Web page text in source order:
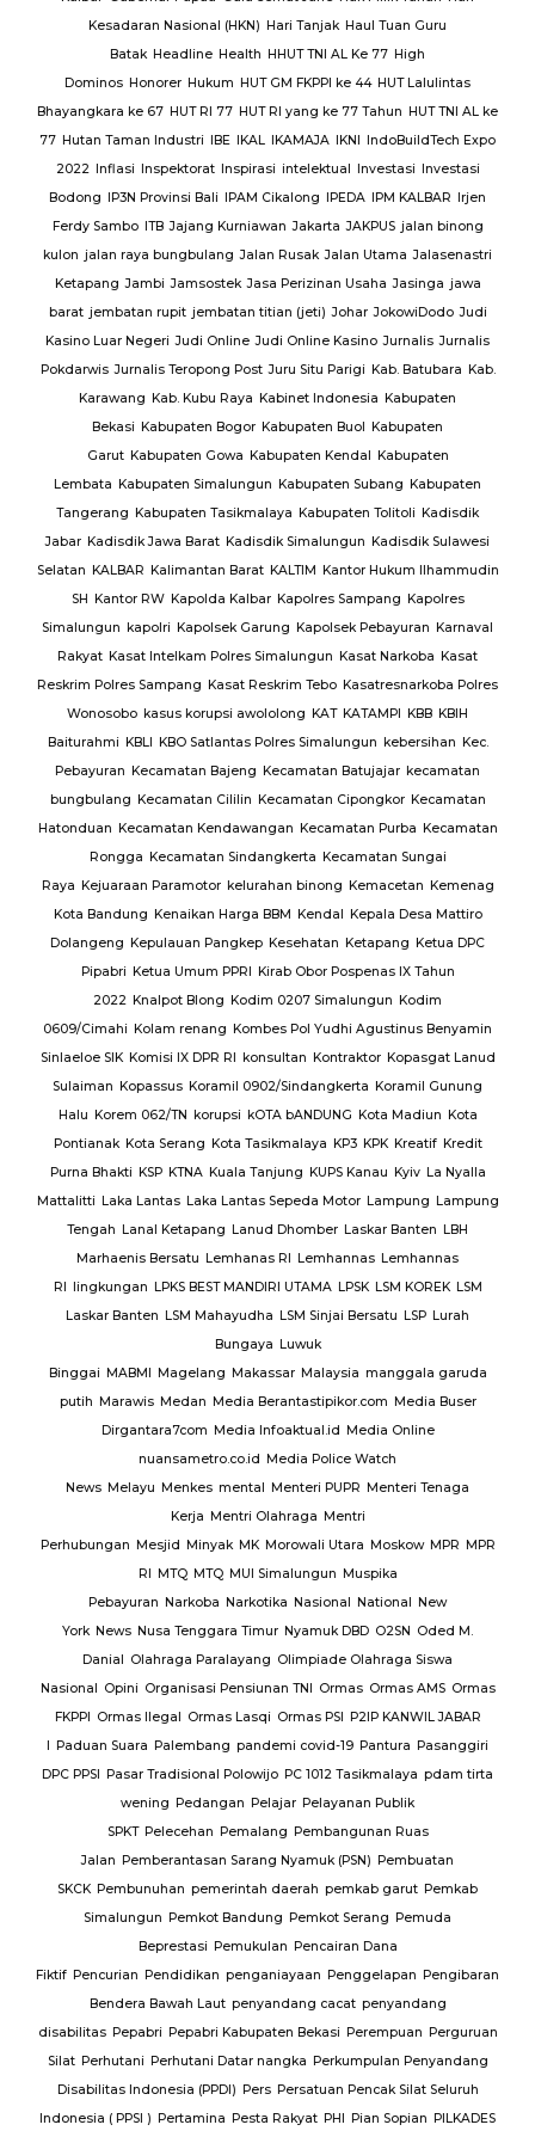
Kesadaran Nasional (HKN) Hari Tanjak Haul Tuan Guru
Batak Headline Health HHUT TNI AL Ke 77 High
Dominos Honorer Hukum HUT GM FKPPI ke 44 HUT Lalulintas
Bhayangkara ke 67 HUT RI 77 HUT RI yang ke 77 Tahun HUT TNI AL ke
77 Hutan Taman Industri IBE IKAL IKAMAJA IKNI IndoBuildTech Expo
2022 Inflasi Inspektorat Inspirasi intelektual Investasi Investasi
Bodong IP3N Provinsi Bali IPAM Cikalong IPEDA IPM KALBAR Irjen
Ferdy Sambo ITB Jajang Kurniawan Jakarta JAKPUS jalan binong
kulon jalan raya bungbulang Jalan Rusak Jalan Utama Jalasenastri
Ketapang Jambi Jamsostek Jasa Perizinan Usaha Jasinga jawa
barat jembatan rupit jembatan titian (jeti) Johar JokowiDodo Judi
Kasino Luar Negeri Judi Online Judi Online Kasino Jurnalis Jurnalis
Pokdarwis Jurnalis Teropong Post Juru Situ Parigi Kab. Batubara Kab.
Karawang Kab. Kubu Raya Kabinet Indonesia Kabupaten
Bekasi Kabupaten Bogor Kabupaten Buol Kabupaten
Garut Kabupaten Gowa Kabupaten Kendal Kabupaten
Lembata Kabupaten Simalungun Kabupaten Subang Kabupaten
Tangerang Kabupaten Tasikmalaya Kabupaten Tolitoli Kadisdik
Jabar Kadisdik Jawa Barat Kadisdik Simalungun Kadisdik Sulawesi
Selatan KALBAR Kalimantan Barat KALTIM Kantor Hukum Ilhammudin
SH Kantor RW Kapolda Kalbar Kapolres Sampang Kapolres
Simalungun kapolri Kapolsek Garung Kapolsek Pebayuran Karnaval
Rakyat Kasat Intelkam Polres Simalungun Kasat Narkoba Kasat
Reskrim Polres Sampang Kasat Reskrim Tebo Kasatresnarkoba Polres
Wonosobo kasus korupsi awololong KAT KATAMPI KBB KBIH
Baiturahmi KBLI KBO Satlantas Polres Simalungun kebersihan Kec.
Pebayuran Kecamatan Bajeng Kecamatan Batujajar kecamatan
bungbulang Kecamatan Cililin Kecamatan Cipongkor Kecamatan
Hatonduan Kecamatan Kendawangan Kecamatan Purba Kecamatan
Rongga Kecamatan Sindangkerta Kecamatan Sungai
Raya Kejuaraan Paramotor kelurahan binong Kemacetan Kemenag
Kota Bandung Kenaikan Harga BBM Kendal Kepala Desa Mattiro
Dolangeng Kepulauan Pangkep Kesehatan Ketapang Ketua DPC
Pipabri Ketua Umum PPRI Kirab Obor Pospenas IX Tahun
2022 Knalpot Blong Kodim 0207 Simalungun Kodim
0609/Cimahi Kolam renang Kombes Pol Yudhi Agustinus Benyamin
Sinlaeloe SIK Komisi IX DPR RI konsultan Kontraktor Kopasgat Lanud
Sulaiman Kopassus Koramil 0902/Sindangkerta Koramil Gunung
Halu Korem 062/TN korupsi kOTA bANDUNG Kota Madiun Kota
Pontianak Kota Serang Kota Tasikmalaya KP3 KPK Kreatif Kredit
Purna Bhakti KSP KTNA Kuala Tanjung KUPS Kanau Kyiv La Nyalla
Mattalitti Laka Lantas Laka Lantas Sepeda Motor Lampung Lampung
Tengah Lanal Ketapang Lanud Dhomber Laskar Banten LBH
Marhaenis Bersatu Lemhanas RI Lemhannas Lemhannas
RI lingkungan LPKS BEST MANDIRI UTAMA LPSK LSM KOREK LSM
Laskar Banten LSM Mahayudha LSM Sinjai Bersatu LSP Lurah
Bungaya Luwuk
Binggai MABMI Magelang Makassar Malaysia manggala garuda
putih Marawis Medan Media Berantastipikor.com Media Buser
Dirgantara7com Media Infoaktual.id Media Online
nuansametro.co.id Media Police Watch
News Melayu Menkes mental Menteri PUPR Menteri Tenaga
Kerja Mentri Olahraga Mentri
Perhubungan Mesjid Minyak MK Morowali Utara Moskow MPR MPR
RI MTQ MTQ MUI Simalungun Muspika
Pebayuran Narkoba Narkotika Nasional National New
York News Nusa Tenggara Timur Nyamuk DBD O2SN Oded M.
Danial Olahraga Paralayang Olimpiade Olahraga Siswa
Nasional Opini Organisasi Pensiunan TNI Ormas Ormas AMS Ormas
FKPPI Ormas Ilegal Ormas Lasqi Ormas PSI P2IP KANWIL JABAR
I Paduan Suara Palembang pandemi covid-19 Pantura Pasanggiri
DPC PPSI Pasar Tradisional Polowijo PC 1012 Tasikmalaya pdam tirta
wening Pedangan Pelajar Pelayanan Publik
SPKT Pelecehan Pemalang Pembangunan Ruas
Jalan Pemberantasan Sarang Nyamuk (PSN) Pembuatan
SKCK Pembunuhan pemerintah daerah pemkab garut Pemkab
Simalungun Pemkot Bandung Pemkot Serang Pemuda
Beprestasi Pemukulan Pencairan Dana
Fiktif Pencurian Pendidikan penganiayaan Penggelapan Pengibaran
Bendera Bawah Laut penyandang cacat penyandang
disabilitas Pepabri Pepabri Kabupaten Bekasi Perempuan Perguruan
Silat Perhutani Perhutani Datar nangka Perkumpulan Penyandang
Disabilitas Indonesia (PPDI) Pers Persatuan Pencak Silat Seluruh
Indonesia ( PPSI ) Pertamina Pesta Rakyat PHI Pian Sopian PILKADES